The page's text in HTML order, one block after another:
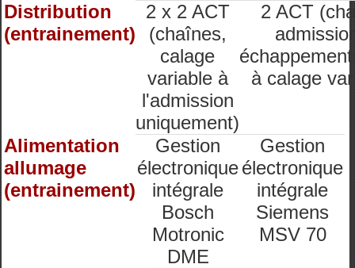
Distribution
(entrainement)
2 x 2 ACT
(chaînes,
calage
variable à
l'admission
uniquement)
2 ACT
à calage
Alimentation
allumage
(entrainement)
Gestion
électronique
intégrale
Bosch
Motronic
DME
Gestion
électronique
intégrale
Siemens
MSV 70